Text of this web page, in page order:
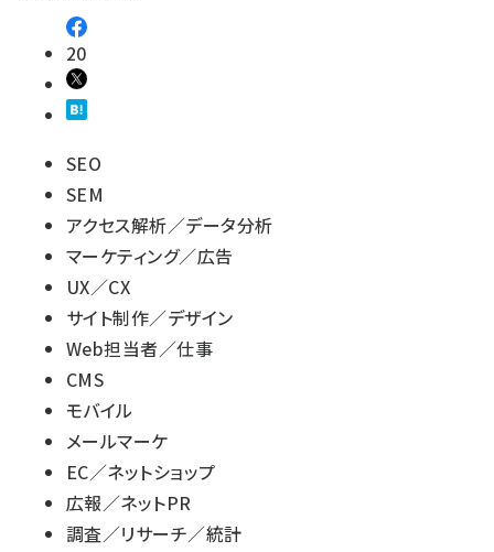
20
SEO
SEM
アクセス解析／データ分析
マーケティング／広告
UX／CX
サイト制作／デザイン
Web担当者／仕事
CMS
モバイル
メールマーケ
EC／ネットショップ
広報／ネットPR
調査／リサーチ／統計